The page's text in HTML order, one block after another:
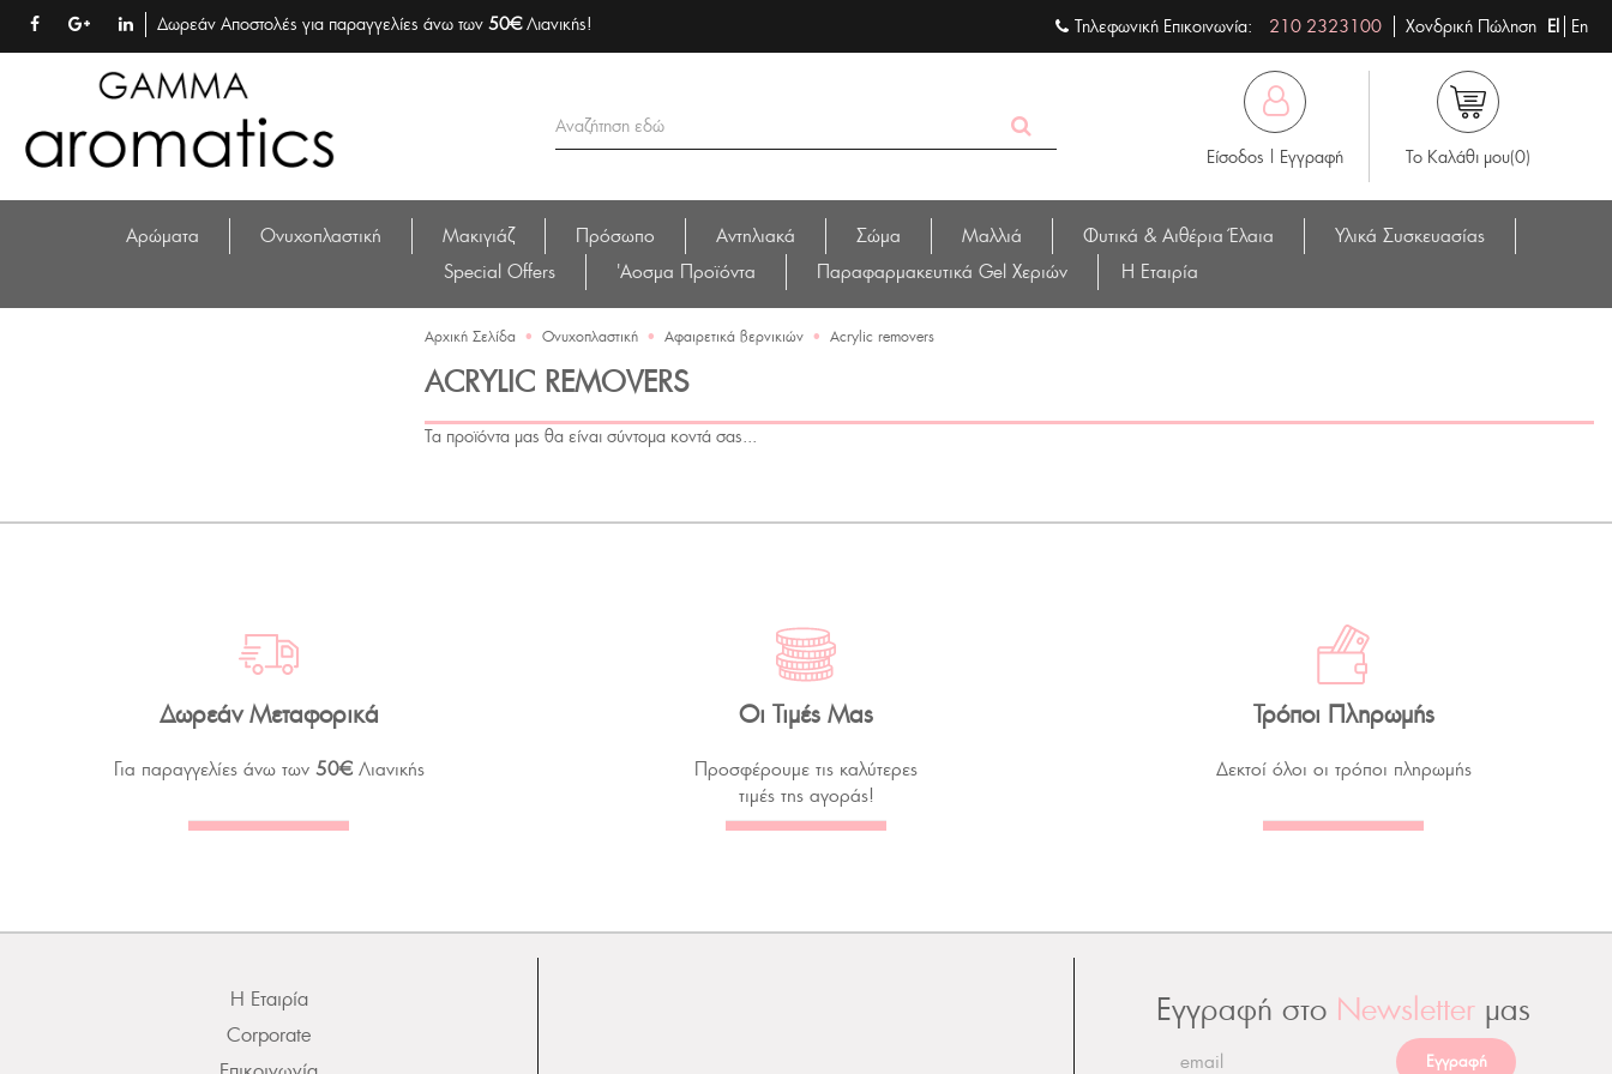
Δωρεάν Αποστολές για παραγγελίες άνω των 50€Λιανικής! Τηλεφωνική Επικοινωνία: 210 2323100 Χονδρική Πώληση El En
Είσοδος | Εγγραφή Το Καλάθι μου(0)
Αρώματα Ονυχοπλαστική Μακιγιάζ Πρόσωπο Αντηλιακά Σώμα Μαλλιά Φυτικά & Αιθέρια Έλαια
Υλικά Συσκευασίας
Special Offers
'Αοσμα Προϊόντα Παραφαρμακευτικά Gel Χεριών Η Eταιρία
Αρχική Σελίδα • Ονυχοπλαστική • Αφαιρετικά βερνικιών • Acrylic removers
ACRYLIC REMOVERS
Τα προϊόντα μας θα είναι σύντομα κοντά σας...
Δωρεάν Μεταφορικά
Για παραγγελίες άνω των 50€Λιανικής
Οι Τιμές Μας
Προσφέρουμε τις καλύτερες
τιμές της αγοράς!
Τρόποι Πληρωμής
Δεκτοί όλοι οι τρόποι πληρωμής
Η Εταιρία
Corporate
Εγγραφή στο Newsletter μας
Εγγραφή